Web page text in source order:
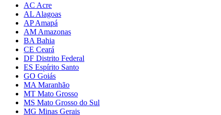
AC Acre
AL Alagoas
AP Amapá
AM Amazonas
BA Bahia
CE Ceará
DF Distrito Federal
ES Espírito Santo
GO Goiás
MA Maranhão
MT Mato Grosso
MS Mato Grosso do Sul
MG Minas Gerais